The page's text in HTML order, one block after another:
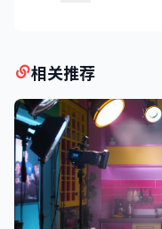
相关推荐